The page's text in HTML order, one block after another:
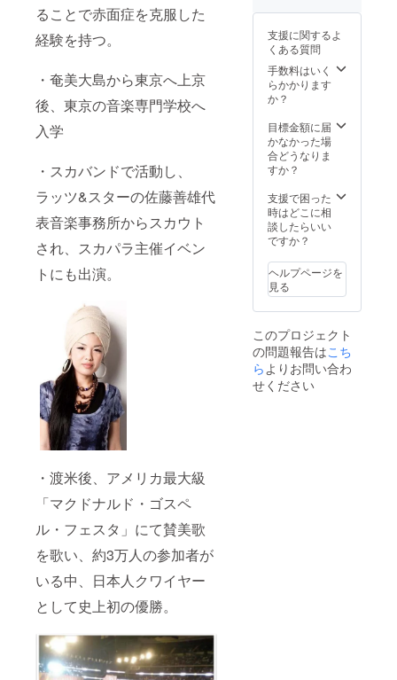
ることで赤面症を克服した
経験を持つ。
・奄美大島から東京へ上京
後、東京の音楽専門学校へ
入学
・スカバンドで活動し、
ラッツ&スターの佐藤善雄代
表音楽事務所からスカウト
され、スカパラ主催イベン
トにも出演。
・渡米後、アメリカ最大級
「マクドナルド・ゴスペ
ル・フェスタ」にて賛美歌
を歌い、約3万人の参加者が
いる中、日本人クワイヤー
として史上初の優勝。
すよ♪
口元が
見える
と、よ
り細か
い診断
が可能
後、診
断ムー
ビーを
す。 ご
自身の
声質が
どのよ
のなの
かを知
るきっ
かけと
今後、
何を強
化する
べきか
が分か
ま
・メン
タルト
レーニ
ング 現
在のお
や、鍛
えたい
メンタ
ル部分
らせく
ださ
い。 (あ
がり
が震え
る、不
安症な
ど) 【歌
ムー
ビー】
の手順
①歌っ
ている
支援に関するよ
くある質問
手数料はいく
らかかります
か？
目標金額に届
かなかった場
合どうなりま
すか？
支援で困った
時はどこに相
談したらいい
ですか？
ヘルプページを
見る
このプロジェクト
の問題報告はこち
らよりお問い合わ
せください